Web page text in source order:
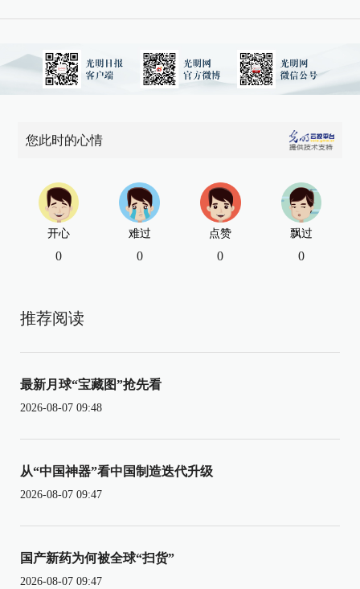
您此时的心情
开心
0
难过
0
点赞
0
飘过
0
推荐阅读
最新月球“宝藏图”抢先看
2026-08-07 09:48
从“中国神器”看中国制造迭代升级
2026-08-07 09:47
国产新药为何被全球“扫货”
2026-08-07 09:47